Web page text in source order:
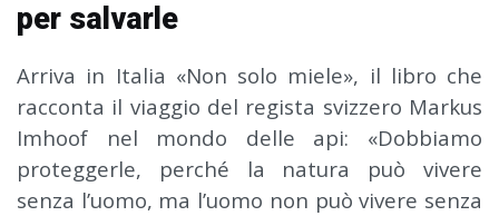
per salvarle
Arriva in Italia «Non solo miele», il libro che
racconta il viaggio del regista svizzero Markus
Imhoof nel mondo delle api: «Dobbiamo
proteggerle, perché la natura può vivere
senza l’uomo, ma l’uomo non può vivere senza